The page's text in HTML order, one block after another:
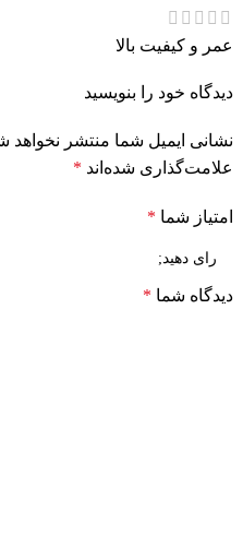
عمر و کیفیت بالا
دیدگاه خود را بنویسید
نشانی ایمیل شما منتشر نخواهد
علامت‌گذاری شده‌اند *
امتیاز شما *
دیدگاه شما *